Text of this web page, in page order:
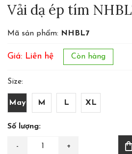
Vải dạ ép tím
Mã sản phẩm: NHBL7
Giá: Liên hệ Còn hàng
Size:
May M L XL
Số lượng:
shopping_bag